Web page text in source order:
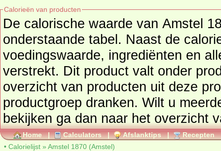
Calorieën van producten
De calorische waarde van Amstel
onderstaande tabel. Naast de calorieën wordt
voedingswaarde, ingrediënten en
verstrekt. Dit product valt onder
overzicht van producten uit deze
productgroep dranken. Wilt u
bekijken ga dan naar
Home | Calculators | Afslanktips | Recepten
• Calorielijst » Amstel 1870 (Amstel)